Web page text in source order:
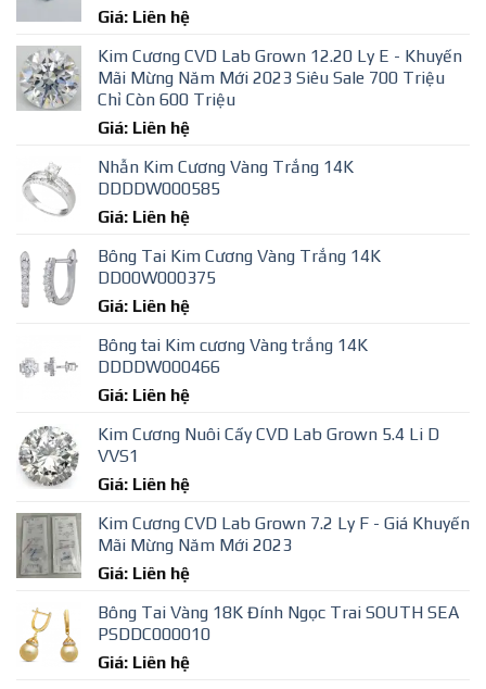
Giá: Liên hệ
Kim Cương CVD Lab Grown 12.20 Ly E - Khuyến
Mãi Mừng Năm Mới 2023 Siêu Sale 700 Triệu
Chỉ Còn 600 Triệu
Giá: Liên hệ
Nhẫn Kim Cương Vàng Trắng 14K
DDDDW000585
Giá: Liên hệ
Bông Tai Kim Cương Vàng Trắng 14K
DD00W000375
Giá: Liên hệ
Bông tai Kim cương Vàng trắng 14K
DDDDW000466
Giá: Liên hệ
Kim Cương Nuôi Cấy CVD Lab Grown 5.4 Li D
VVS1
Giá: Liên hệ
Kim Cương CVD Lab Grown 7.2 Ly F - Giá Khuyến
Mãi Mừng Năm Mới 2023
Giá: Liên hệ
Bông Tai Vàng 18K Đính Ngọc Trai SOUTH SEA
PSDDC000010
Giá: Liên hệ